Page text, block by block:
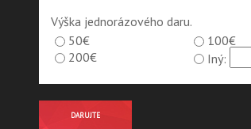
Výška jednorázového daru.
50€
100€
200€
Iný:
DARUJTE